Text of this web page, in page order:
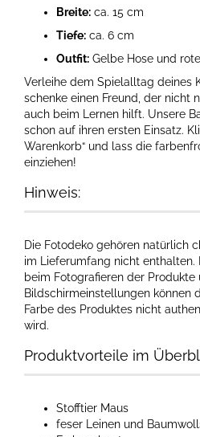
Breite: ca. 15 cm
Tiefe: ca. 6 cm
Outfit: Gelbe Hose und
Verleihe dem Spielalltag deines
schenke einen Freund, der nicht
auch beim Lernen hilft. Unsere
schon auf ihren ersten Einsatz.
Warenkorb“ und lass die
einziehen!
Hinweis:
Die Fotodeko gehören natürlich
im Lieferumfang nicht enthalten.
beim Fotografieren der
Bildschirmeinstellungen können
Farbe des Produktes nicht
wird.​
Produktvorteile im
Stofftier Maus
feser Leinen und